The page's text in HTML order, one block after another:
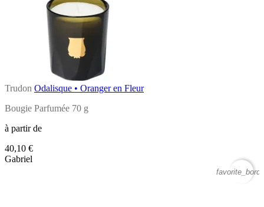
Trudon Odalisque • Oranger en Fleur
Bougie Parfumée 70 g
à partir de
40,10 €
Gabriel